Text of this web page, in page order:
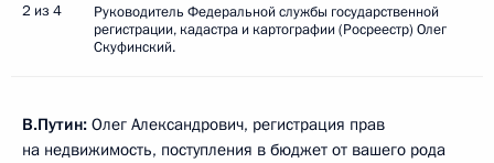
2 из 4
Руководитель Федеральной службы государственной
регистрации, кадастра и картографии (Росреестр) Олег
Скуфинский.
В.Путин: Олег Александрович, регистрация прав
на недвижимость, поступления в бюджет от вашего рода